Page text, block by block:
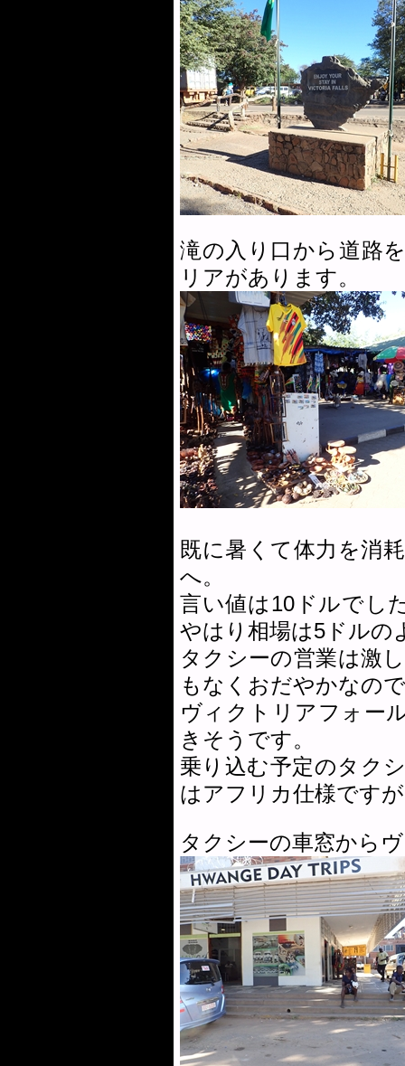
滝の入り口から道路
リアがあります。
既に暑くて体力を消
へ。
言い値は10ドルでし
やはり相場は5ドルの
タクシーの営業は激
もなくおだやかなの
ヴィクトリアフォー
きそうです。
乗り込む予定のタク
はアフリカ仕様です
タクシーの車窓から